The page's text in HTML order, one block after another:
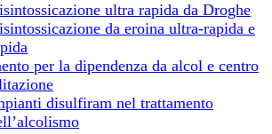
ultra rapida da Droghe
da eroina ultra-rapida e
per la dipendenza da alcol e centro
disulfiram nel trattamento